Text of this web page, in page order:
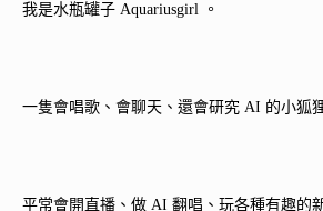
我是水瓶罐子 Aquariusgirl 。
一隻會唱歌、會聊天、還會研究 AI 的小狐
平常會開直播、做 AI 翻唱、玩各種有趣的